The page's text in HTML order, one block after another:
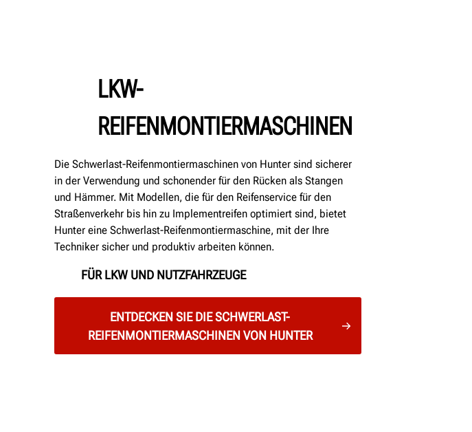
LKW-
REIFENMONTIERMASCHINEN
Die Schwerlast-Reifenmontiermaschinen von Hunter sind sicherer
in der Verwendung und schonender für den Rücken als Stangen
und Hämmer. Mit Modellen, die für den Reifenservice für den
Straßenverkehr bis hin zu Implementreifen optimiert sind, bietet
Hunter eine Schwerlast-Reifenmontiermaschine, mit der Ihre
Techniker sicher und produktiv arbeiten können.
FÜR LKW UND NUTZFAHRZEUGE
ENTDECKEN SIE DIE SCHWERLAST-
REIFENMONTIERMASCHINEN VON HUNTER